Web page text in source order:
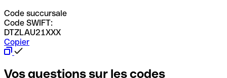
Code succursale
Code SWIFT:
DTZLAU21XXX
Copier
Vos questions sur les codes